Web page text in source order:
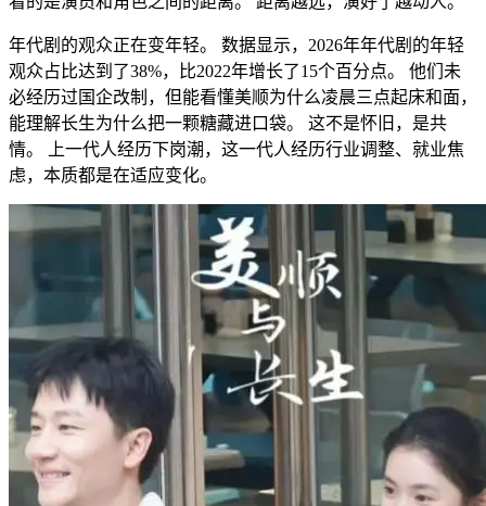
年代剧的观众正在变年轻。 数据显示，2026年年代剧的年轻
观众占比达到了38%，比2022年增长了15个百分点。 他们未
必经历过国企改制，但能看懂美顺为什么凌晨三点起床和面，
能理解长生为什么把一颗糖藏进口袋。 这不是怀旧，是共
情。 上一代人经历下岗潮，这一代人经历行业调整、就业焦
虑，本质都是在适应变化。